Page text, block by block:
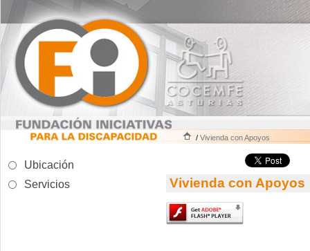
/ Vivienda con Apoyos
Ubicación
Servicios
Vivienda con Apoyos